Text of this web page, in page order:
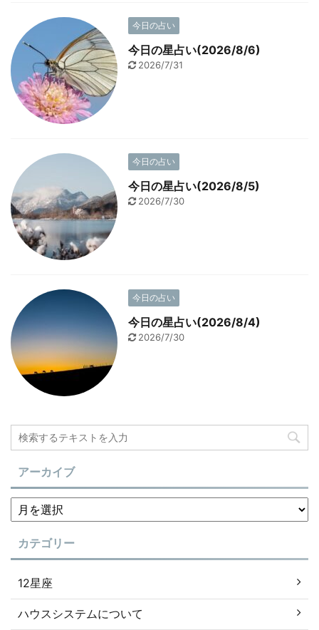
今日の占い
今日の星占い(2026/8/6)
2026/7/31
今日の占い
今日の星占い(2026/8/5)
2026/7/30
今日の占い
今日の星占い(2026/8/4)
2026/7/30
アーカイブ
カテゴリー
12星座
ハウスシステムについて